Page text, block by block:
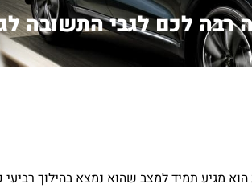
רבה לכם לגבי התשובה